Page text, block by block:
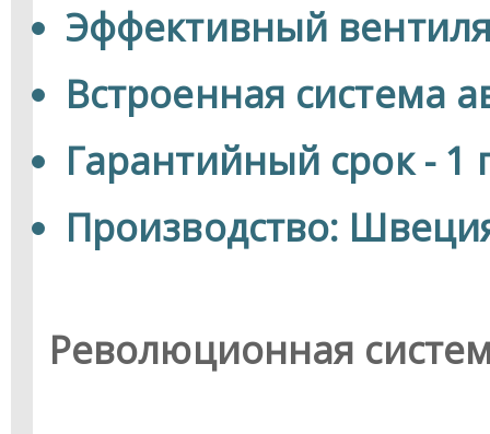
Эффективный
Встроенная система
Гарантийный срок - 1
Производство:
Революционная